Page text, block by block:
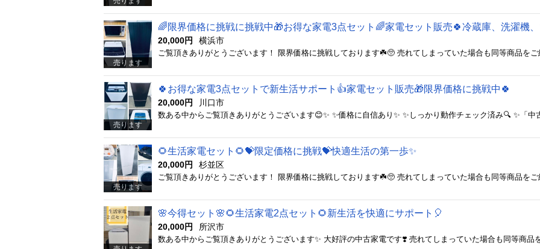
売ります
🌈限界価格に挑戦に挑戦中🎁お得な家電3点セット🌈家電セット販売🍀冷蔵庫、洗濯機
20,000円 横浜市
売ります
🍀お得な家電3点セットで新生活サポート👍家電セット販売🎁限界価格に挑戦中🍀
20,000円 川口市
売ります
🌻生活家電セット🌻💝限定価格に挑戦💝快適生活の第一歩✨
20,000円 杉並区
🌸今得セット🌸🌻生活家電2点セット🌻新生活を快適にサポート🎈
20,000円 所沢市